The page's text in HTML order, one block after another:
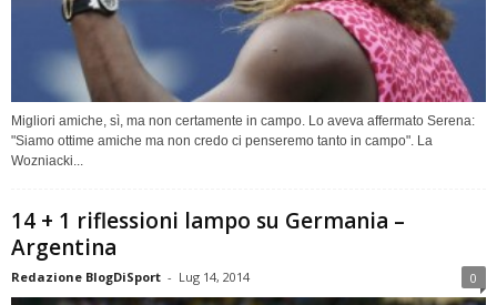
Migliori amiche, sì, ma non certamente in campo. Lo aveva affermato Serena:
"Siamo ottime amiche ma non credo ci penseremo tanto in campo". La
Wozniacki...
14 + 1 riflessioni lampo su Germania –
Argentina
Redazione BlogDiSport - Lug 14, 2014 0